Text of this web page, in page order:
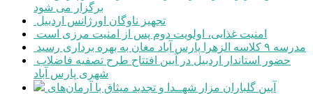
برگزار می شود
تجهیز ناوگان اورژانس اردبیل
امنیت غذایی، اولویت دوم پس از امنیت مرزی است
مدرسه ۹ کلاسه الزهرا پارس آباد مغان به بهره برداری رسید
شهری پارس آباد